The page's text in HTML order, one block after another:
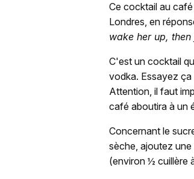
Ce cocktail au
Londres, en
wake her up,
C'est un cocktail
vodka. Essayez
Attention, il faut
café aboutira à un
Concernant le
sèche, ajoutez
(environ ½ cuillère